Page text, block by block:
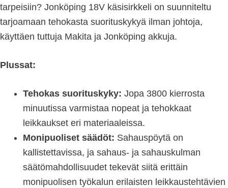
tarpeisiin? Jonköping 18V käsisirkkeli on suunniteltu
tarjoamaan tehokasta suorituskykyä ilman johtoja,
käyttäen tuttuja Makita ja Jonköping akkuja.
Plussat:
Tehokas suorituskyky: Jopa 3800 kierrosta
minuutissa varmistaa nopeat ja tehokkaat
leikkaukset eri materiaaleissa.
Monipuoliset säädöt: Sahauspöytä on
kallistettavissa, ja sahaus- ja sahauskulman
säätömahdollisuudet tekevät siitä erittäin
monipuolisen työkalun erilaisten leikkaustehtävien